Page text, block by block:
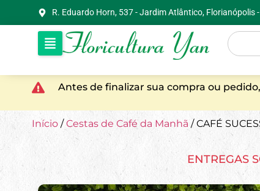
R. Eduardo Horn, 537 - Jardim Atlântico, Florianópolis
Antes de finalizar sua compra ou
Início /Cestas de Café da Manhã / CAFÉ
ENTREGAS